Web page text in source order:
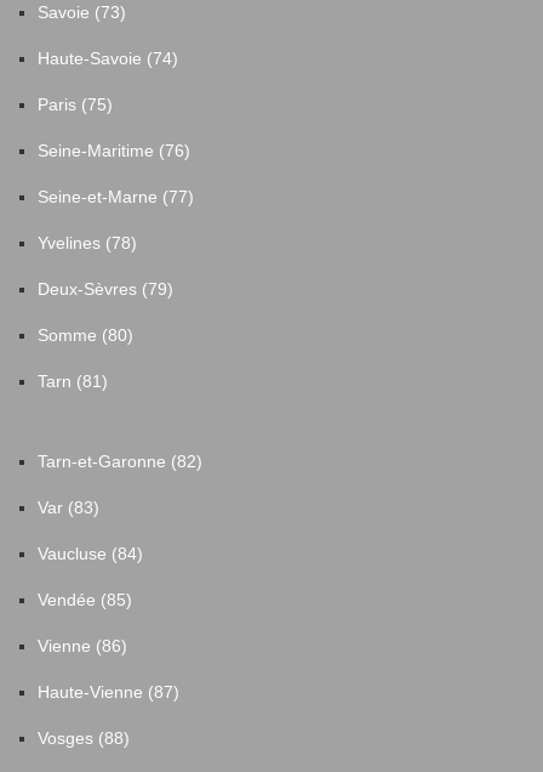
Savoie (73)
Haute-Savoie (74)
Paris (75)
Seine-Maritime (76)
Seine-et-Marne (77)
Yvelines (78)
Deux-Sèvres (79)
Somme (80)
Tarn (81)
Tarn-et-Garonne (82)
Var (83)
Vaucluse (84)
Vendée (85)
Vienne (86)
Haute-Vienne (87)
Vosges (88)